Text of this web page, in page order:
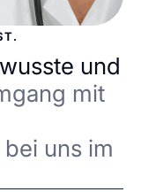
und
mit
uns im